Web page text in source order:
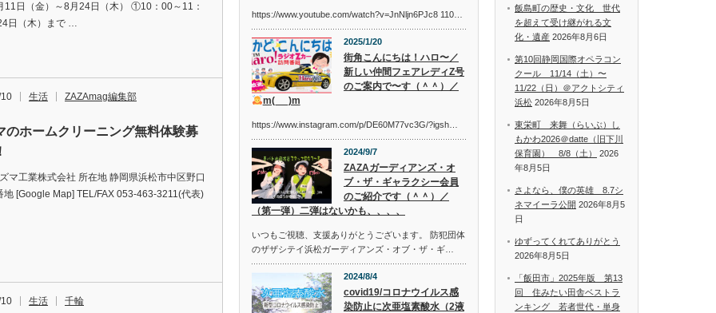
11日（金）～8月24日（木） ①10：00～11：
日（木）まで …
生活 ZAZAmag編集部
のホームクリーニング無料体験募
マ工業株式会社 所在地 静岡県浜松市中区野口
地 [Google Map] TEL/FAX 053-463-3211(代表)
生活 千輪
https://www.youtube.com/watch?v=JnNljn6PJc8 110…
2025/1/20
街角こんにちは！ハロ〜／
新しい仲間フェアレディZ号
のご案内で〜す（＾＾）／
m(_ _)m
https://www.instagram.com/p/DE60M77vc3G/?igsh…
2024/9/7
ZAZAガーディアンズ・オ
ブ・ザ・ギャラクシー会員
のご紹介です（＾＾）／
（第一弾）二弾はないかも、、、、
いつもご視聴、支援ありがとうございます。 防犯団体
のザザシテイ浜松ガーディアンズ・オブ・ザ・ギ…
2024/8/4
covid19/コロナウイルス感
染防止に次亜塩素酸水（2液
飯島町の歴史・文化 世代
を超えて受け継がれる文
化・遺産 2026年8月6日
第10回静岡国際オペラコン
クール 11/14（土）〜
11/22（日）＠アクトシティ
浜松 2026年8月5日
東栄町 来舞（らいぶ）し
もかわ2026＠datte（旧下川
保育園） 8/8（土）
2026
年8月5日
さよなら、僕の英雄 8.7シ
ネマイーラ公開 2026年8月5
日
ゆずってくれてありがとう
2026年8月5日
「飯田市」2025年版 第13
回 住みたい田舎ベストラ
ンキング 若者世代・単身